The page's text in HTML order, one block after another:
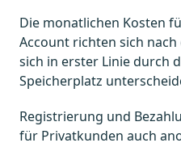
Die monatlichen Kosten
Account richten sich
sich in erster Linie durch
Speicherplatz
Registrierung und
für Privatkunden auch